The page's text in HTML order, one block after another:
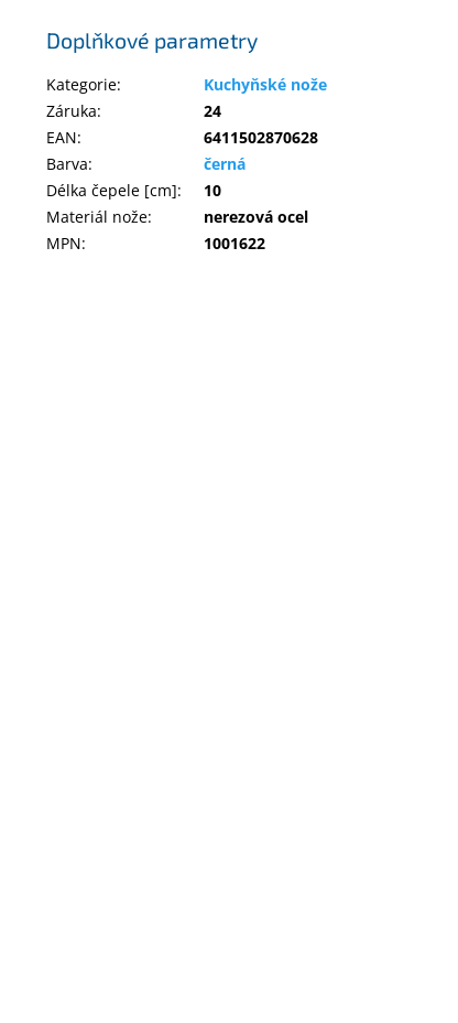
Doplňkové parametry
Kategorie:
Kuchyňské nože
Záruka:
24
EAN:
6411502870628
Barva:
černá
Délka čepele [cm]:
10
Materiál nože:
nerezová ocel
MPN: 1001622